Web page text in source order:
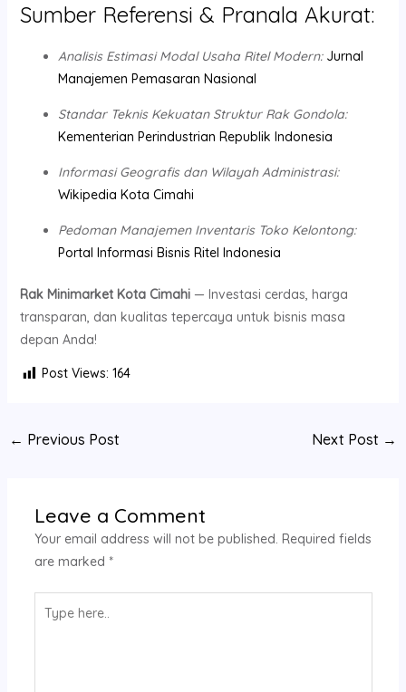
Sumber Referensi & Pranala Akurat:
Analisis Estimasi Modal Usaha Ritel Modern: Jurnal
Manajemen Pemasaran Nasional
Standar Teknis Kekuatan Struktur Rak Gondola:
Kementerian Perindustrian Republik Indonesia
Informasi Geografis dan Wilayah Administrasi:
Wikipedia Kota Cimahi
Pedoman Manajemen Inventaris Toko Kelontong:
Portal Informasi Bisnis Ritel Indonesia
Rak Minimarket Kota Cimahi— Investasi cerdas, harga
transparan, dan kualitas tepercaya untuk bisnis masa
depan Anda!
Post Views: 164
← Previous Post Next Post →
Leave a Comment
Your email address will not be published. Required fields
are marked *
here..